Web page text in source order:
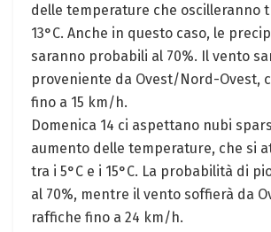
delle temperature che oscilleranno
13°C. Anche in questo caso, le
saranno probabili al 70%. Il vento
proveniente da Ovest/Nord-Ovest,
fino a 15 km/h.
Domenica 14 ci aspettano nubi
aumento delle temperature, che si
tra i 5°C e i 15°C. La probabilità di
al 70%, mentre il vento soffierà da
raffiche fino a 24 km/h.